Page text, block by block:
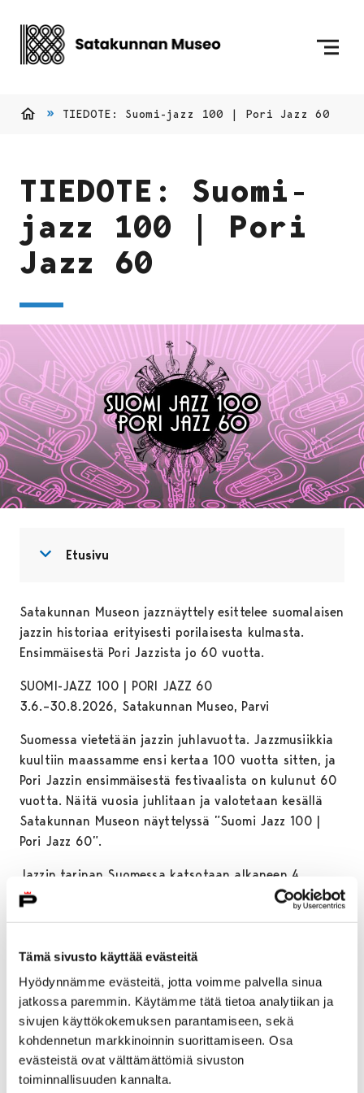
Tämä sivusto käyttää evästeitä
Hyödynnämme evästeitä, jotta voimme palvella sinua
jatkossa paremmin. Käytämme tätä tietoa analytiikan ja
sivujen käyttökokemuksen parantamiseen, sekä
kohdennetun markkinoinnin suorittamiseen. Osa
evästeistä ovat välttämättömiä sivuston
toiminnallisuuden kannalta.
TIEDOTE: Suomi-jazz 100 | Pori Jazz 60
TIEDOTE: Suomi-
jazz 100 | Pori
Jazz 60
Avaa valikko
Sulje valikko
Etusivu
Satakunnan Museon jazznäyttely esittelee suomalaisen
jazzin historiaa erityisesti porilaisesta kulmasta.
Ensimmäisestä Pori Jazzista jo 60 vuotta.
SUOMI-JAZZ 100 | PORI JAZZ 60
3.6.–30.8.2026, Satakunnan Museo, Parvi
Suomessa vietetään jazzin juhlavuotta. Jazzmusiikkia
kuultiin maassamme ensi kertaa 100 vuotta sitten, ja
Pori Jazzin ensimmäisestä festivaalista on kulunut 60
vuotta. Näitä vuosia juhlitaan ja valotetaan kesällä
Satakunnan Museon näyttelyssä ”Suomi Jazz 100 |
Pori Jazz 60”.
Jazzin tarinan Suomessa katsotaan alkaneen 4.
kesäkuuta 1926, kun
Helsingin Eteläsatamaan.
amerikkalaisen jazzin improvisaation, uuden rytmin ja
soittotavan, joka teki vaikutuksen yleisöön ja
suomalaisiin muusikoihin.
Jazz levisi tanssiorkesterien kautta Suomeen.
Iskelmissä soitettiin jazzahtavasti, ja orkesterit